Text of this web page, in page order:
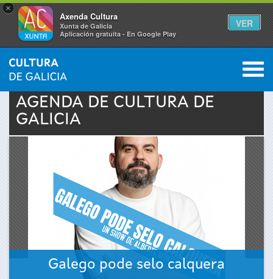
×
Axenda Cultura
Xunta de Galicia
Aplicación gratuíta - En Google Play
VER
Se
encuentra
INICIO › ACTUALIDAD 0
AGENDA DE CULTURA DE
GALICIA
Galego pode selo calquera